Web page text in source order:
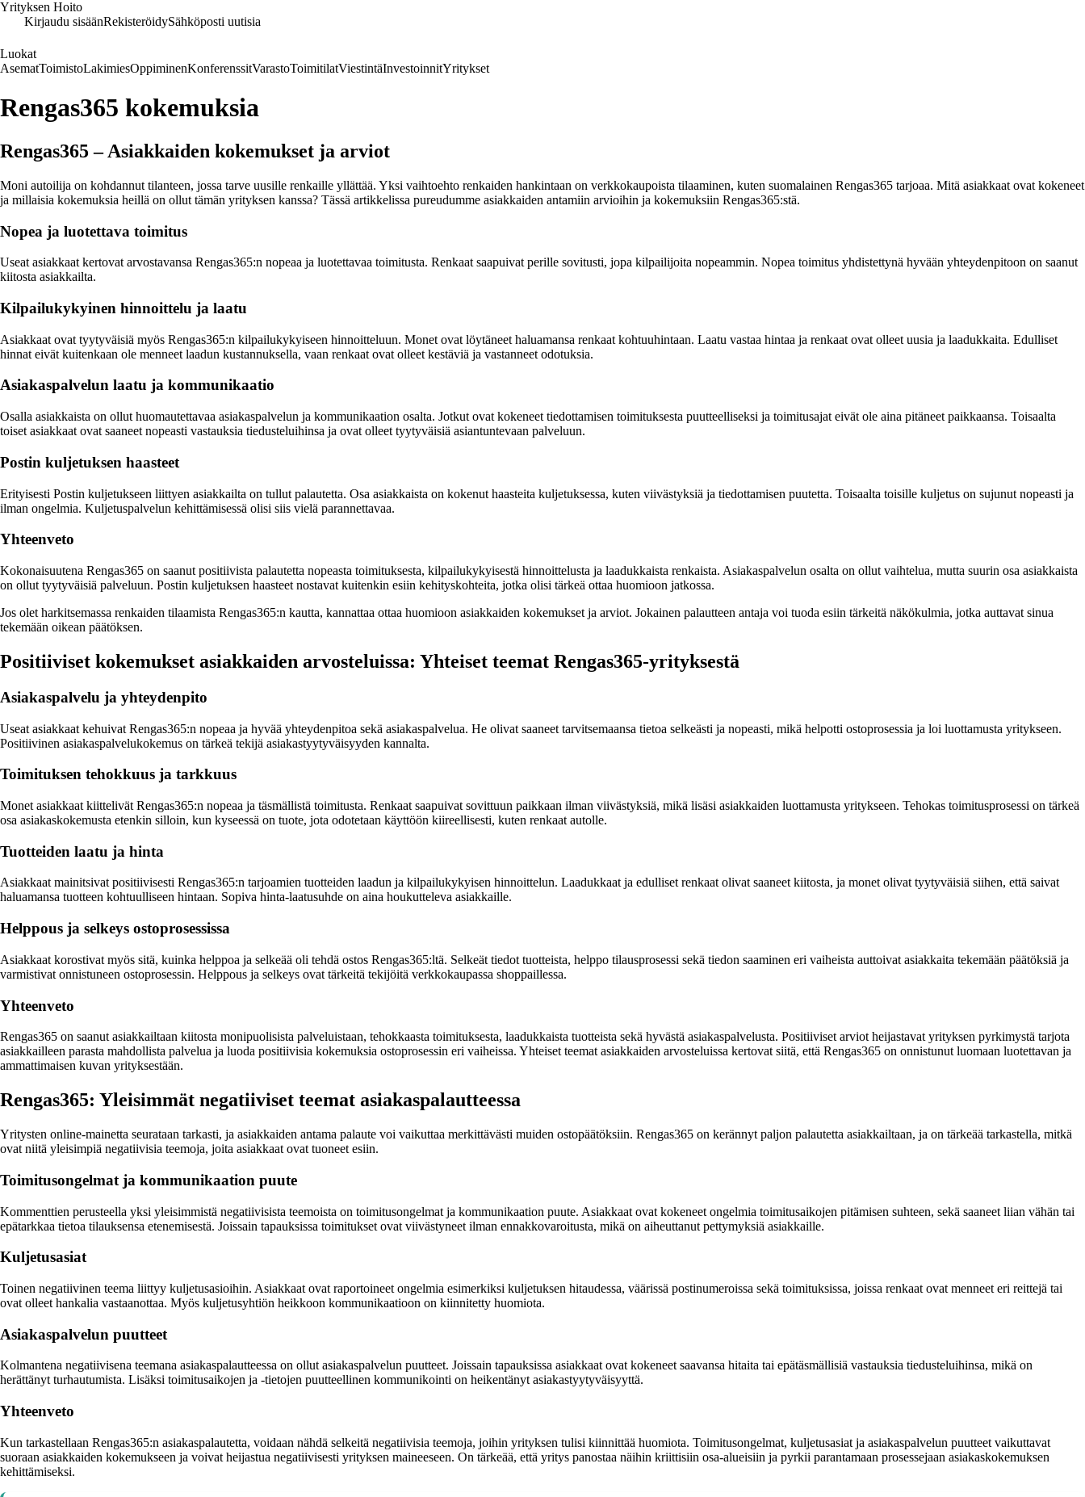
Yrityksen Hoito
Kirjaudu sisäänRekisteröidySähköposti uutisia
Luokat
AsematToimistoLakimiesOppiminenKonferenssitVarastoToimitilatViestintäInvestoinnitYritykset
Rengas365 kokemuksia
Rengas365 – Asiakkaiden kokemukset ja arviot
Moni autoilija on kohdannut tilanteen, jossa tarve uusille renkaille yllättää. Yksi vaihtoehto renkaiden hankintaan on verkkokaupoista tilaaminen, kuten suomalainen Rengas365 tarjoaa. Mitä asiakkaat ovat kokeneet
ja millaisia kokemuksia heillä on ollut tämän yrityksen kanssa? Tässä artikkelissa pureudumme asiakkaiden antamiin arvioihin ja kokemuksiin Rengas365:stä.
Nopea ja luotettava toimitus
Useat asiakkaat kertovat arvostavansa Rengas365:n nopeaa ja luotettavaa toimitusta. Renkaat saapuivat perille sovitusti, jopa kilpailijoita nopeammin. Nopea toimitus yhdistettynä hyvään yhteydenpitoon on saanut
kiitosta asiakkailta.
Kilpailukykyinen hinnoittelu ja laatu
Asiakkaat ovat tyytyväisiä myös Rengas365:n kilpailukykyiseen hinnoitteluun. Monet ovat löytäneet haluamansa renkaat kohtuuhintaan. Laatu vastaa hintaa ja renkaat ovat olleet uusia ja laadukkaita. Edulliset
hinnat eivät kuitenkaan ole menneet laadun kustannuksella, vaan renkaat ovat olleet kestäviä ja vastanneet odotuksia.
Asiakaspalvelun laatu ja kommunikaatio
Osalla asiakkaista on ollut huomautettavaa asiakaspalvelun ja kommunikaation osalta. Jotkut ovat kokeneet tiedottamisen toimituksesta puutteelliseksi ja toimitusajat eivät ole aina pitäneet paikkaansa. Toisaalta
toiset asiakkaat ovat saaneet nopeasti vastauksia tiedusteluihinsa ja ovat olleet tyytyväisiä asiantuntevaan palveluun.
Postin kuljetuksen haasteet
Erityisesti Postin kuljetukseen liittyen asiakkailta on tullut palautetta. Osa asiakkaista on kokenut haasteita kuljetuksessa, kuten viivästyksiä ja tiedottamisen puutetta. Toisaalta toisille kuljetus on sujunut nopeasti ja
ilman ongelmia. Kuljetuspalvelun kehittämisessä olisi siis vielä parannettavaa.
Yhteenveto
Kokonaisuutena Rengas365 on saanut positiivista palautetta nopeasta toimituksesta, kilpailukykyisestä hinnoittelusta ja laadukkaista renkaista. Asiakaspalvelun osalta on ollut vaihtelua, mutta suurin osa asiakkaista
on ollut tyytyväisiä palveluun. Postin kuljetuksen haasteet nostavat kuitenkin esiin kehityskohteita, jotka olisi tärkeä ottaa huomioon jatkossa.
Jos olet harkitsemassa renkaiden tilaamista Rengas365:n kautta, kannattaa ottaa huomioon asiakkaiden kokemukset ja arviot. Jokainen palautteen antaja voi tuoda esiin tärkeitä näkökulmia, jotka auttavat sinua
tekemään oikean päätöksen.
Positiiviset kokemukset asiakkaiden arvosteluissa: Yhteiset teemat Rengas365-yrityksestä
Asiakaspalvelu ja yhteydenpito
Useat asiakkaat kehuivat Rengas365:n nopeaa ja hyvää yhteydenpitoa sekä asiakaspalvelua. He olivat saaneet tarvitsemaansa tietoa selkeästi ja nopeasti, mikä helpotti ostoprosessia ja loi luottamusta yritykseen.
Positiivinen asiakaspalvelukokemus on tärkeä tekijä asiakastyytyväisyyden kannalta.
Toimituksen tehokkuus ja tarkkuus
Monet asiakkaat kiittelivät Rengas365:n nopeaa ja täsmällistä toimitusta. Renkaat saapuivat sovittuun paikkaan ilman viivästyksiä, mikä lisäsi asiakkaiden luottamusta yritykseen. Tehokas toimitusprosessi on tärkeä
osa asiakaskokemusta etenkin silloin, kun kyseessä on tuote, jota odotetaan käyttöön kiireellisesti, kuten renkaat autolle.
Tuotteiden laatu ja hinta
Asiakkaat mainitsivat positiivisesti Rengas365:n tarjoamien tuotteiden laadun ja kilpailukykyisen hinnoittelun. Laadukkaat ja edulliset renkaat olivat saaneet kiitosta, ja monet olivat tyytyväisiä siihen, että saivat
haluamansa tuotteen kohtuulliseen hintaan. Sopiva hinta-laatusuhde on aina houkutteleva asiakkaille.
Helppous ja selkeys ostoprosessissa
Asiakkaat korostivat myös sitä, kuinka helppoa ja selkeää oli tehdä ostos Rengas365:ltä. Selkeät tiedot tuotteista, helppo tilausprosessi sekä tiedon saaminen eri vaiheista auttoivat asiakkaita tekemään päätöksiä ja
varmistivat onnistuneen ostoprosessin. Helppous ja selkeys ovat tärkeitä tekijöitä verkkokaupassa shoppaillessa.
Yhteenveto
Rengas365 on saanut asiakkailtaan kiitosta monipuolisista palveluistaan, tehokkaasta toimituksesta, laadukkaista tuotteista sekä hyvästä asiakaspalvelusta. Positiiviset arviot heijastavat yrityksen pyrkimystä tarjota
asiakkailleen parasta mahdollista palvelua ja luoda positiivisia kokemuksia ostoprosessin eri vaiheissa. Yhteiset teemat asiakkaiden arvosteluissa kertovat siitä, että Rengas365 on onnistunut luomaan luotettavan ja
ammattimaisen kuvan yrityksestään.
Rengas365: Yleisimmät negatiiviset teemat asiakaspalautteessa
Yritysten online-mainetta seurataan tarkasti, ja asiakkaiden antama palaute voi vaikuttaa merkittävästi muiden ostopäätöksiin. Rengas365 on kerännyt paljon palautetta asiakkailtaan, ja on tärkeää tarkastella, mitkä
ovat niitä yleisimpiä negatiivisia teemoja, joita asiakkaat ovat tuoneet esiin.
Toimitusongelmat ja kommunikaation puute
Kommenttien perusteella yksi yleisimmistä negatiivisista teemoista on toimitusongelmat ja kommunikaation puute. Asiakkaat ovat kokeneet ongelmia toimitusaikojen pitämisen suhteen, sekä saaneet liian vähän tai
epätarkkaa tietoa tilauksensa etenemisestä. Joissain tapauksissa toimitukset ovat viivästyneet ilman ennakkovaroitusta, mikä on aiheuttanut pettymyksiä asiakkaille.
Kuljetusasiat
Toinen negatiivinen teema liittyy kuljetusasioihin. Asiakkaat ovat raportoineet ongelmia esimerkiksi kuljetuksen hitaudessa, väärissä postinumeroissa sekä toimituksissa, joissa renkaat ovat menneet eri reittejä tai
ovat olleet hankalia vastaanottaa. Myös kuljetusyhtiön heikkoon kommunikaatioon on kiinnitetty huomiota.
Asiakaspalvelun puutteet
Kolmantena negatiivisena teemana asiakaspalautteessa on ollut asiakaspalvelun puutteet. Joissain tapauksissa asiakkaat ovat kokeneet saavansa hitaita tai epätäsmällisiä vastauksia tiedusteluihinsa, mikä on
herättänyt turhautumista. Lisäksi toimitusaikojen ja -tietojen puutteellinen kommunikointi on heikentänyt asiakastyytyväisyyttä.
Yhteenveto
Kun tarkastellaan Rengas365:n asiakaspalautetta, voidaan nähdä selkeitä negatiivisia teemoja, joihin yrityksen tulisi kiinnittää huomiota. Toimitusongelmat, kuljetusasiat ja asiakaspalvelun puutteet vaikuttavat
suoraan asiakkaiden kokemukseen ja voivat heijastua negatiivisesti yrityksen maineeseen. On tärkeää, että yritys panostaa näihin kriittisiin osa-alueisiin ja pyrkii parantamaan prosessejaan asiakaskokemuksen
kehittämiseksi.